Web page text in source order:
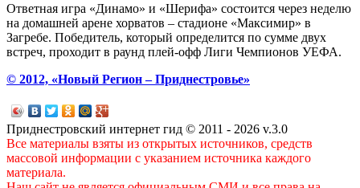
Ответная игра «Динамо» и «Шерифа» состоится через неделю
на домашней арене хорватов – стадионе «Максимир» в
Загребе. Победитель, который определится по сумме двух
встреч, проходит в раунд плей-офф Лиги Чемпионов УЕФА.
© 2012, «Новый Регион – Приднестровье»
Приднестровский интернет гид © 2011 - 2026 v.3.0
Все материалы взяты из открытых источников, средств
массовой информации с указанием источника каждого
материала.